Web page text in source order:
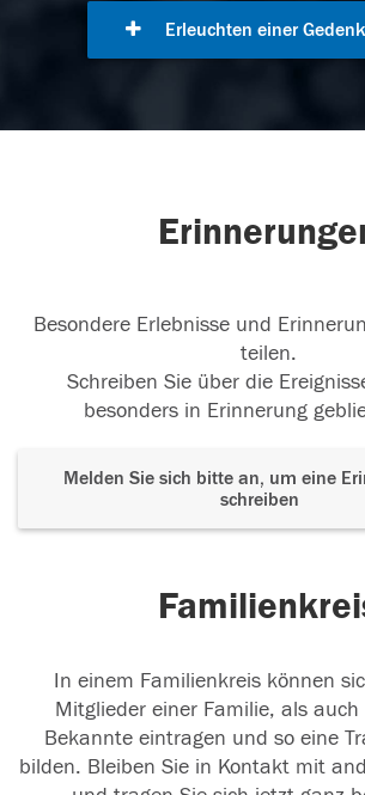
Erleuchten einer
Besondere Erlebnisse und
teilen.
Schreiben Sie über die
besonders in Erinnerung
Melden Sie sich bitte an, um eine
schreiben
In einem Familienkreis können
Mitglieder einer Familie, als auch
Bekannte eintragen und so eine
bilden. Bleiben Sie in Kontakt mit